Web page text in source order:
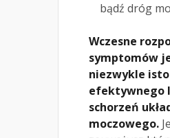
bądź dróg
Wczesne
symptomów
niezwykle
efektywnego
schorzeń
moczowego.